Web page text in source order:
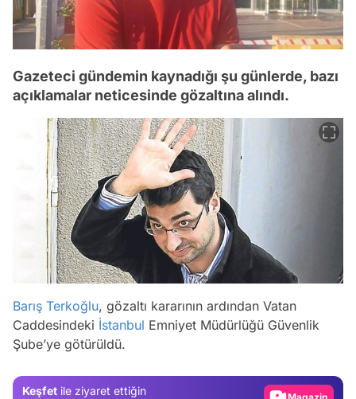
Gazeteci gündemin kaynadığı şu günlerde, bazı
açıklamalar neticesinde gözaltına alındı.
Barış Terkoğlu, gözaltı kararının ardından Vatan
Caddesindeki İstanbul Emniyet Müdürlüğü Güvenlik
Şube’ye götürüldü.
Keşfet ile ziyaret ettiğin
Video